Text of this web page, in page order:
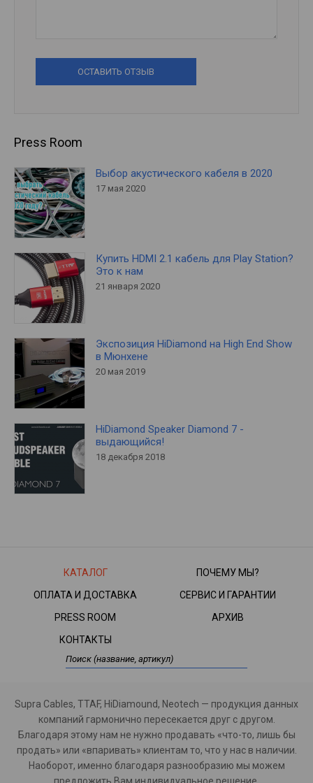
ОСТАВИТЬ ОТЗЫВ
Press Room
Выбор акустического кабеля в 2020
17 мая 2020
Купить HDMI 2.1 кабель для Play Station?
Это к нам
21 января 2020
Экспозиция HiDiamond на High End Show
в Мюнхене
20 мая 2019
HiDiamond Speaker Diamond 7 -
выдающийся!
18 декабря 2018
КАТАЛОГ
ПОЧЕМУ МЫ?
ОПЛАТА И ДОСТАВКА
СЕРВИС И ГАРАНТИИ
PRESS ROOM
АРХИВ
КОНТАКТЫ
Supra Cables, TTAF, HiDiamound, Neotech — продукция данных
компаний гармонично пересекается друг с другом.
Благодаря этому нам не нужно продавать «что-то, лишь бы
продать» или «впаривать» клиентам то, что у нас в наличии.
Наоборот, именно благодаря разнообразию мы можем
предложить Вам индивидуальное решение.